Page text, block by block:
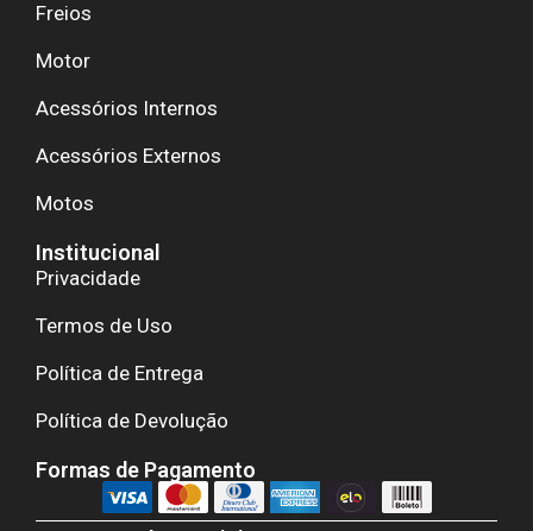
Freios
Motor
Acessórios Internos
Acessórios Externos
Motos
Institucional
Privacidade
Termos de Uso
Política de Entrega
Política de Devolução
Formas de Pagamento